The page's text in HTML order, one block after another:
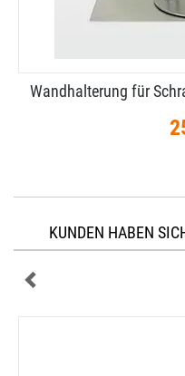
Wandhalterung für
KUNDEN HABEN